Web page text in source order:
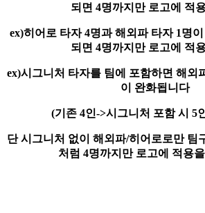
되면 4명까지만 로고에 적
ex)히어로 타자 4명과 해외파 타자 1명
되면 4명까지만 로고에 적
ex)시그니처 타자를 팀에 포함하면 해외
이 완화됩니다
(기존 4인->시그니처 포함 시 5
단 시그니처 없이 해외파/히어로로만 팀
처럼 4명까지만 로고에 적용